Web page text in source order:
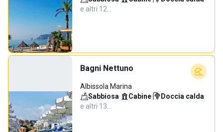
e altri 12…
Bagni Nettuno
Albissola Marina
Sabbiosa· Cabine· Doccia calda·
e altri 13…